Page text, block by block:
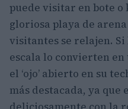
puede visitar en bote o
gloriosa playa de
visitantes se relajen.
escala lo convierten
el ‘ojo’ abierto en su
más destacada, ya